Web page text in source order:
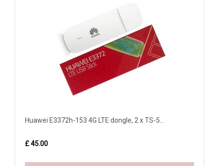
Huawei E3372h-153 4G LTE dongle, 2 x TS-5...
£ 45.00